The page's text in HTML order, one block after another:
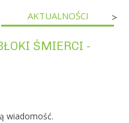
AKTUALNOŚCI >
ŚMIERCI -
wiadomość.